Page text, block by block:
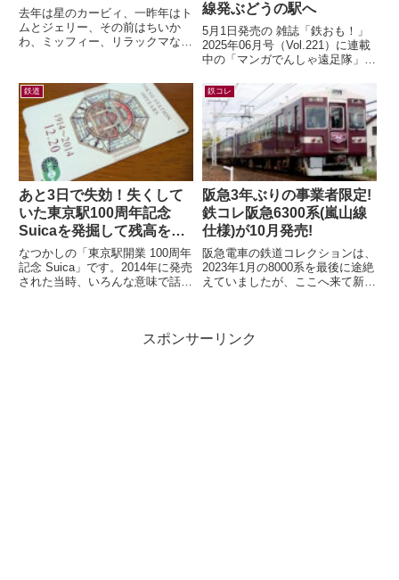
去年は星のカービィ、一昨年はト
ムとジェリー、その前はちいか
わ、ミッフィー、リラックマなど
のコラボレー...
線発ぶどうの駅へ
5月1日発売の 雑誌「鉄おも！」
2025年06月号（Vol.221）に連載
中の「マンガでんしゃ遠足隊」最
線発！まいごの快速とぶどう...
鉄道
あと3日で失効！失くして
いた東京駅100周年記念
Suicaを発掘して残高を確
認したら…
なつかしの「東京駅開業 100周年
記念 Suica」です。2014年に発売
された当時、いろんな意味で話題
鉄コレ
阪急3年ぶりの事業者限定!
鉄コレ阪急6300系(嵐山線
仕様)が10月発売!
阪急電車の鉄道コレクションは、
2023年1月の8000系を最後に途絶
えていましたが、ここへ来て新製
スポンサーリンク